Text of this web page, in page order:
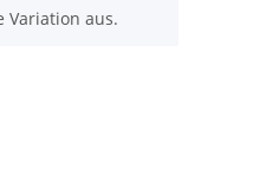
Variation aus.